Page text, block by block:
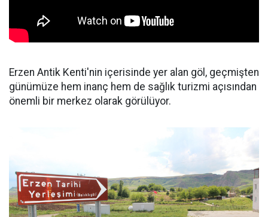
Erzen Antik Kenti'nin içerisinde yer alan göl, geçmişten
günümüze hem inanç hem de sağlık turizmi açısından
önemli bir merkez olarak görülüyor.